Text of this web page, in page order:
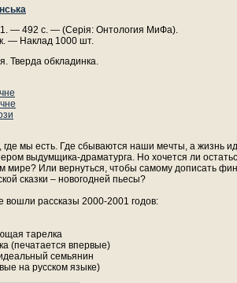
— 492 с. — (Серія: Онтология МиФа).
— Наклад 1000 шт.
Тверда обкладинка.
мы есть. Где сбываются наши мечты, а жизнь
выдумщика-драматурга. Но хочется ли
мире? Или вернуться, чтобы самому дописать
сказки – новогодней пьесы?
вошли рассказы 2000-2001 годов:
тарелка
(печатается впервые)
семьянин
на русском языке)